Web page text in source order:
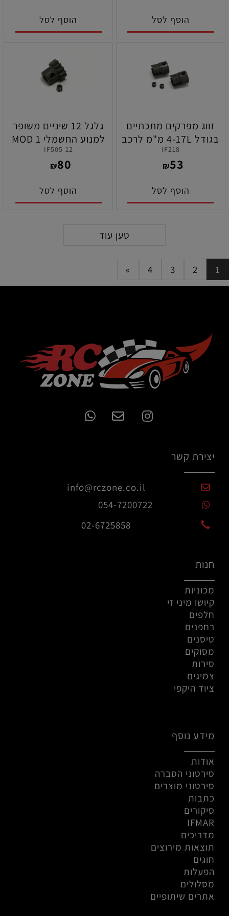
הוסף לסל הוסף לסל
זווג מפרקים מתכתיים
בגודל 4-17L מ"מ לרכב
מד וואגן תוצרת קיושו
IF218
₪53
הוסף לסל
גלגל 12 שיניים משופר
למנוע החשמלי MOD 1
תוצרת קיושו
IF505-12
₪80
הוסף לסל
טען עוד
1
2
3
4
»
יצירת קשר
info@rczone.co.il
054-7200722
02-6725858
חנות
מכוניות
קיושו מיני זי
חלפים
רחפנים
טיסנים
מסוקים
סירות
צמיגים
ציוד היקפי
מידע נוסף
אודות
סירטוני הסברה
סירטוני מוצרים
כתבות
סיקורים
IFMAR
מדריכים
תוצאות מירוצים
חוגים
הפעלות
מסלולים
אתרים שיתופיים